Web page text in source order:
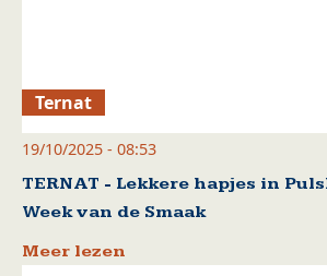
Ternat
19/10/2025 - 08:53
TERNAT - Lekkere hapjes in
Week van de Smaak
Meer lezen